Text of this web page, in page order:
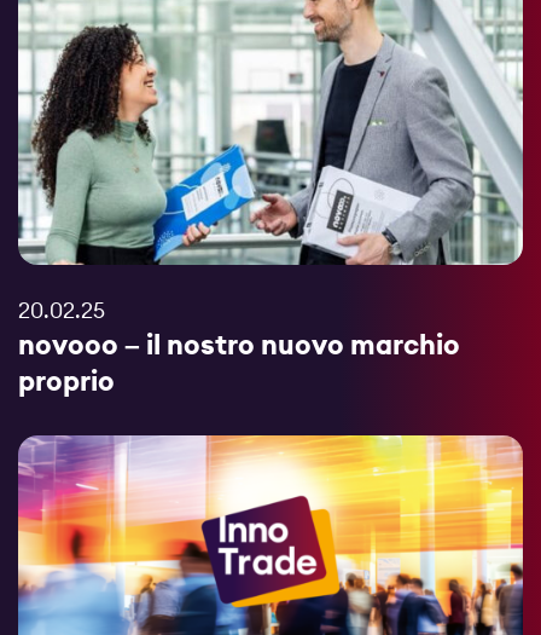
20.02.25
novooo – il nostro nuovo marchio
proprio